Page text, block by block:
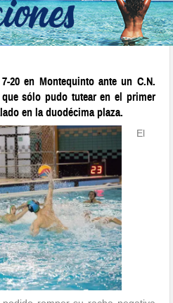
20 en Montequinto ante un C.N.
sólo pudo tutear en el primer
en la duodécima plaza.
El